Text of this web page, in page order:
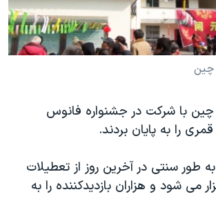
آمریکا ۲۰۲۴
به اسرائیل
آزادی
دادخواهی
۹۸
چين
چين با شرکت در جشنواره فانوس
را به پايان بردند.
طور سنتی در آخرين روز از تعطيلات
می شود و هزاران بازديدکننده را به